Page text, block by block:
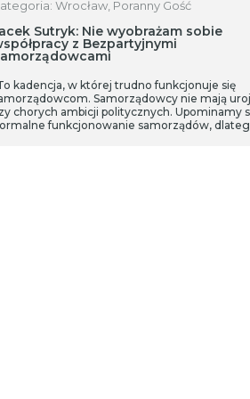
Wrocław, Poranny Gość
Sutryk: Nie wyobrażam sobie
z Bezpartyjnymi
kadencja, w której trudno funkcjonuje się
Samorządowcy nie mają
chorych ambicji politycznych. Upominamy
funkcjonowanie samorządów,